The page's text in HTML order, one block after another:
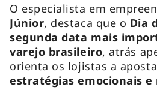
O especialista em
Júnior, destaca que o Dia
segunda data mais
varejo brasileiro, atrás
orienta os lojistas a
estratégias emocionais